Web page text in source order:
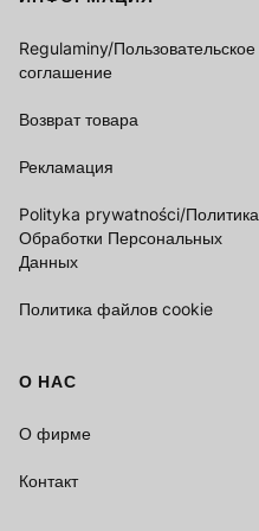
Regulaminy/Пользовательское
соглашение
Возврат товара
Рекламация
Polityka prywatności/Политика
Обработки Персональных
Данных
Политика файлов cookie
О НАС
О фирме
Контакт